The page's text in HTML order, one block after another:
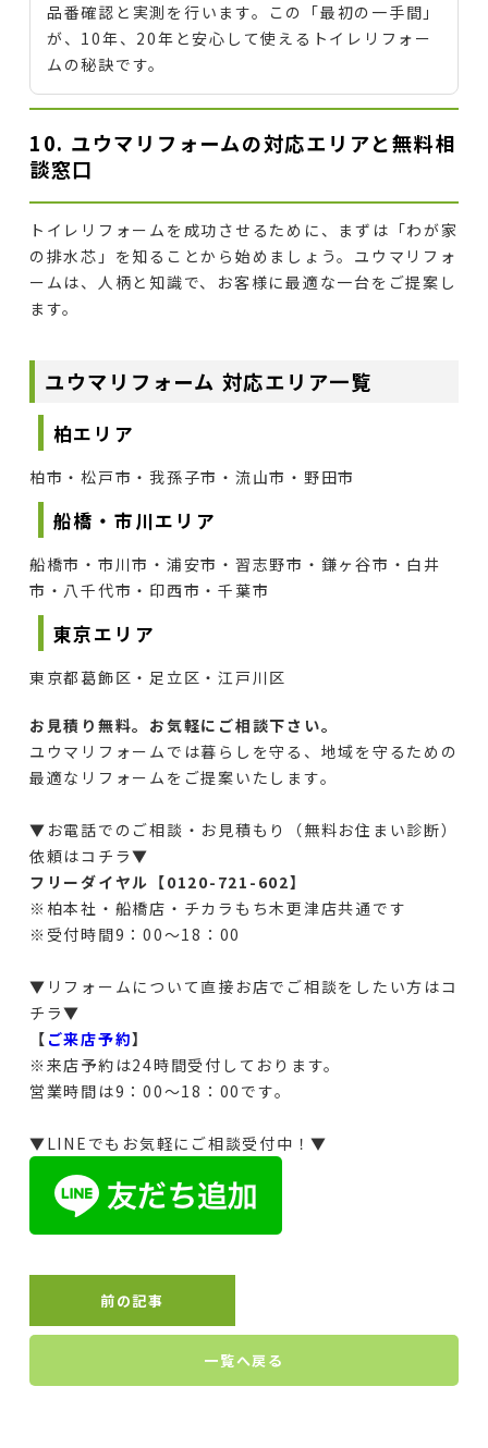
品番確認と実測を行います。この「最初の一手間」
が、10年、20年と安心して使えるトイレリフォー
ムの秘訣です。
10. ユウマリフォームの対応エリアと無料相
談窓口
トイレリフォームを成功させるために、まずは「わが家
の排水芯」を知ることから始めましょう。ユウマリフォ
ームは、人柄と知識で、お客様に最適な一台をご提案し
ます。
ユウマリフォーム 対応エリア一覧
柏エリア
柏市・松戸市・我孫子市・流山市・野田市
船橋・市川エリア
船橋市・市川市・浦安市・習志野市・鎌ヶ谷市・白井
市・八千代市・印西市・千葉市
東京エリア
東京都葛飾区・足立区・江戸川区
お見積り無料。お気軽にご相談下さい。
ユウマリフォームでは暮らしを守る、地域を守るための
最適なリフォームをご提案いたします。
▼お電話でのご相談・お見積もり（無料お住まい診断）
依頼はコチラ▼
フリーダイヤル【0120-721-602】
※ 柏本社・船橋店・チカラもち木更津店共通です
※受付時間9：00～18：00
▼リフォームについて直接お店でご相談をしたい方はコ
チラ▼
【 ご来店予約】
※来店予約は24時間受付しております。
営業時間は9：00～18：00です。
▼LINEでもお気軽にご相談受付中！▼
前の記事
一覧へ戻る